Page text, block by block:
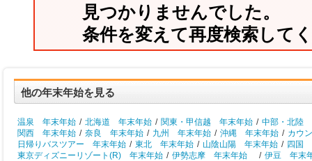
見つかりませんでした。
条件を変えて再度検索して
他の年末年始を見る
温泉 年末年始 / 北海道 年末年始 / 関東・甲信越 年末年始 / 中部・北陸
関西 年末年始 / 奈良 年末年始 / 九州 年末年始 / 沖縄 年末年始 / カウ
日帰りバスツアー 年末年始 / 東北 年末年始 / 山陰山陽 年末年始 / 四国
東京ディズニーリゾート(R) 年末年始 / 伊勢志摩 年末年始 / 伊豆 年末